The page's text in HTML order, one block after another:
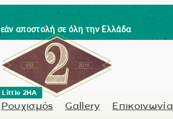
αποστολή σε όλη την Ελλάδα
Ρουχισμός
Little 2HA
Gallery Επικοινωνία